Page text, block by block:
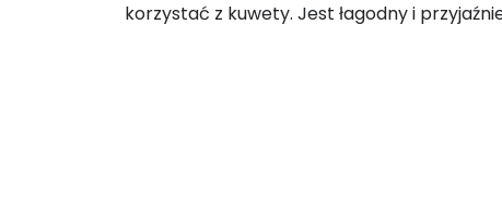
korzystać z kuwety. Jest łagodny i